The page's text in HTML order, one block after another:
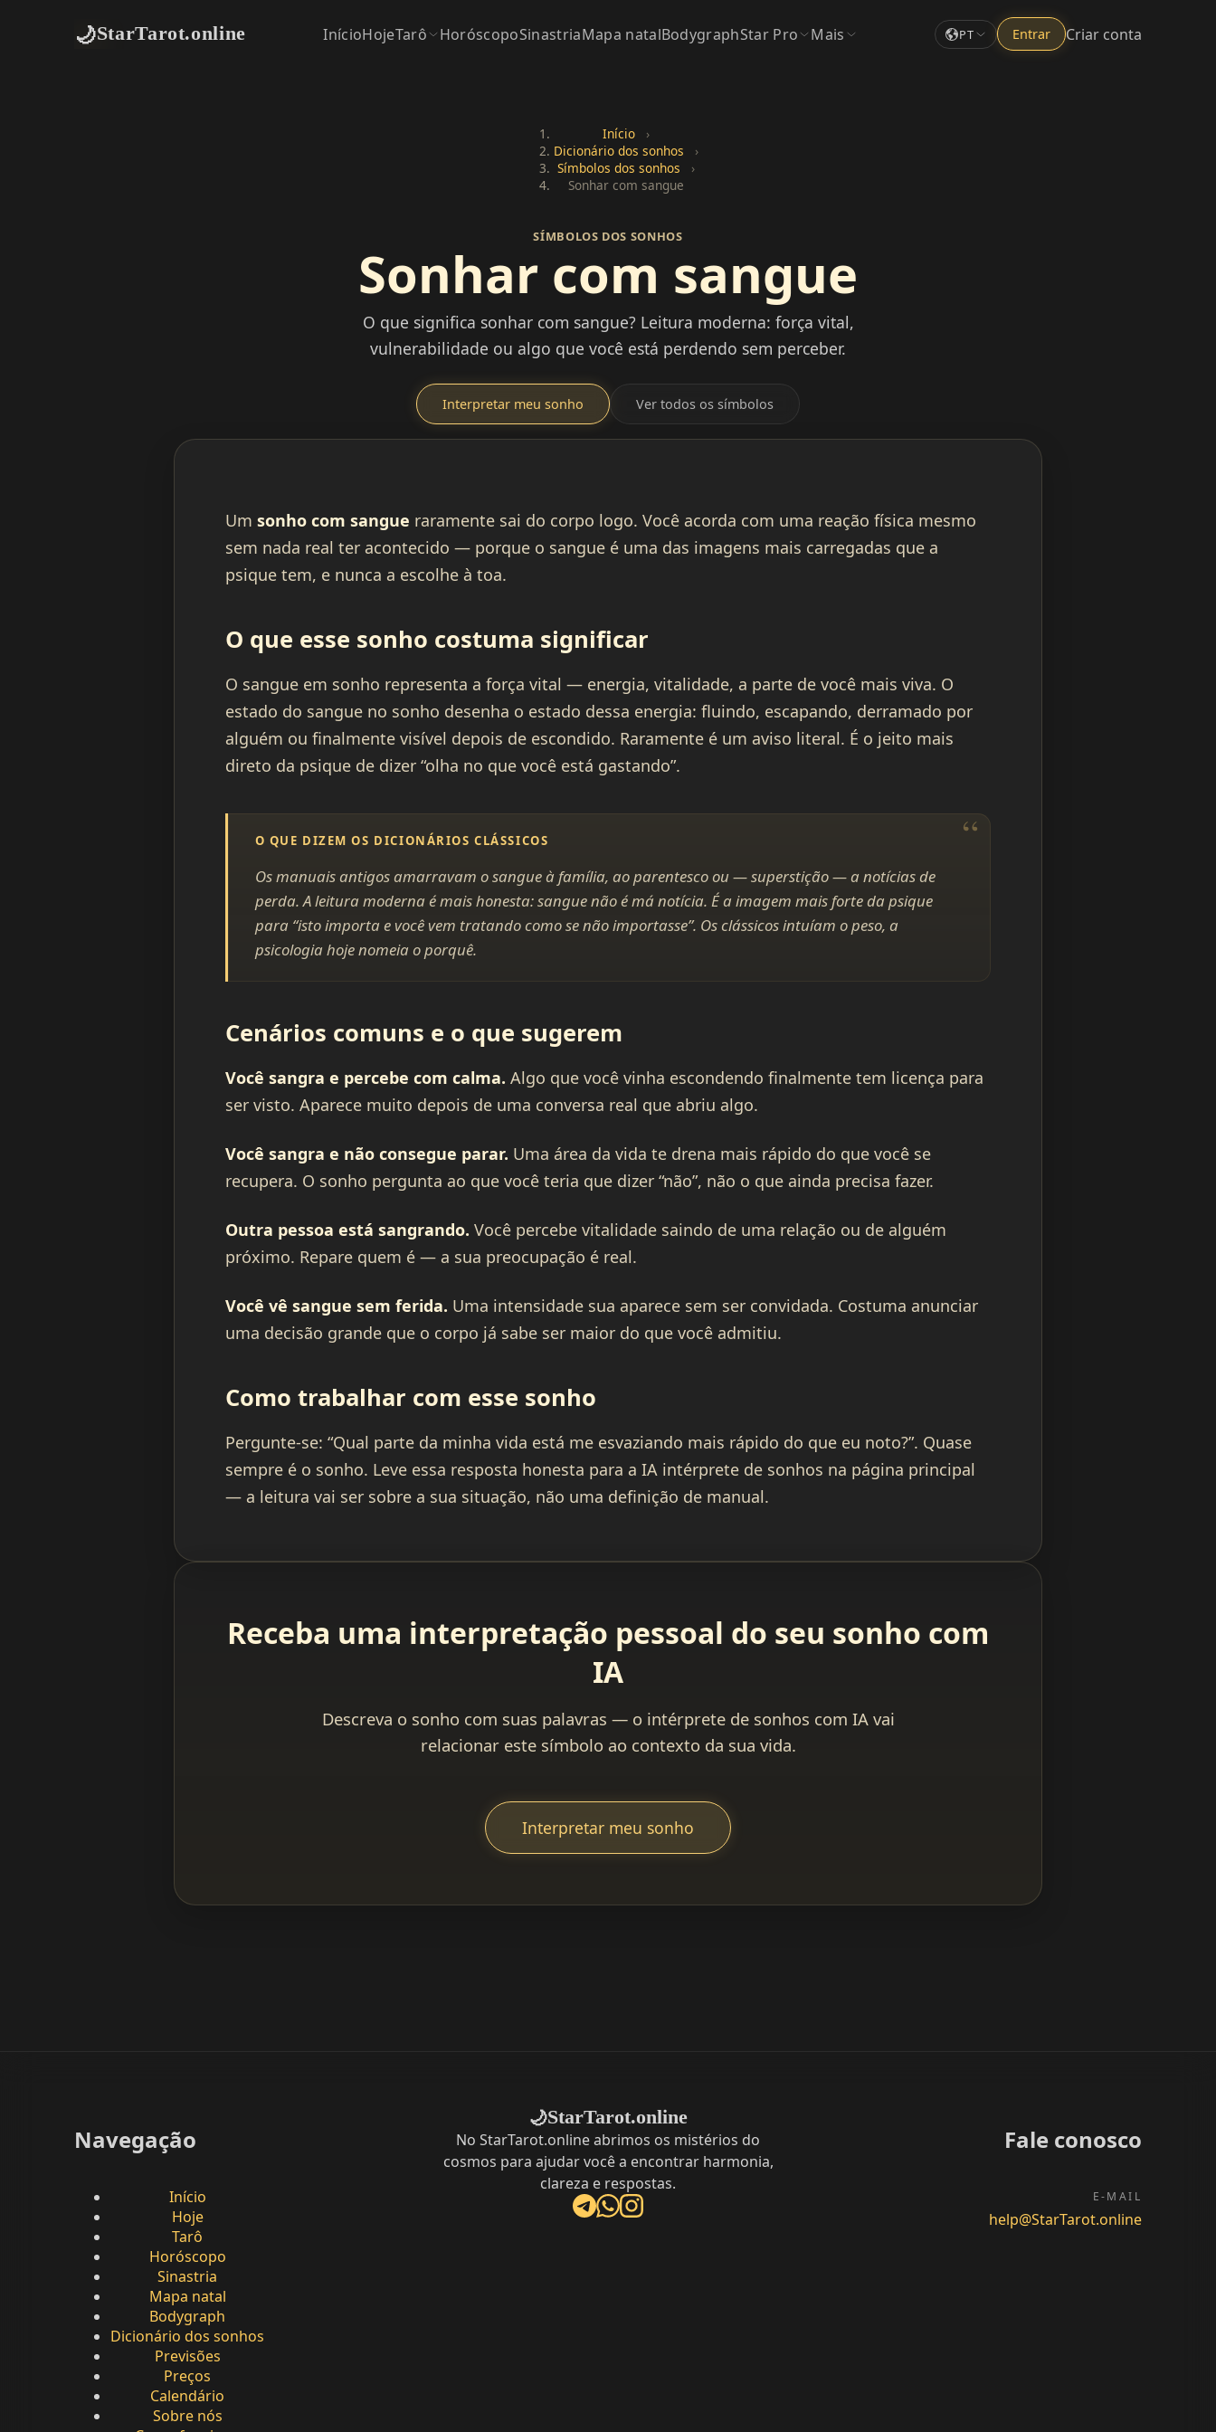
🌙StarTarot.online InícioHojeTarô HoróscopoSinastriaMapa natalBodygraphStar Pro Mais PT Entrar Criar conta
Início
›
Dicionário dos sonhos
›
Símbolos dos sonhos
›
Sonhar com sangue
SÍMBOLOS DOS SONHOS
Sonhar com sangue
O que significa sonhar com sangue? Leitura moderna: força vital,
vulnerabilidade ou algo que você está perdendo sem perceber.
Interpretar meu sonho Ver todos os símbolos
Um sonho com sangue raramente sai do corpo logo. Você acorda com uma reação física mesmo
sem nada real ter acontecido — porque o sangue é uma das imagens mais carregadas que a
psique tem, e nunca a escolhe à toa.
O que esse sonho costuma significar
O sangue em sonho representa a força vital — energia, vitalidade, a parte de você mais viva. O
estado do sangue no sonho desenha o estado dessa energia: fluindo, escapando, derramado por
alguém ou finalmente visível depois de escondido. Raramente é um aviso literal. É o jeito mais
direto da psique de dizer “olha no que você está gastando”.
O QUE DIZEM OS DICIONÁRIOS CLÁSSICOS
Os manuais antigos amarravam o sangue à família, ao parentesco ou — superstição — a notícias de
perda. A leitura moderna é mais honesta: sangue não é má notícia. É a imagem mais forte da psique
para “isto importa e você vem tratando como se não importasse”. Os clássicos intuíam o peso, a
psicologia hoje nomeia o porquê.
Cenários comuns e o que sugerem
Você sangra e percebe com calma. Algo que você vinha escondendo finalmente tem licença para
ser visto. Aparece muito depois de uma conversa real que abriu algo.
Você sangra e não consegue parar. Uma área da vida te drena mais rápido do que você se
recupera. O sonho pergunta ao que você teria que dizer “não”, não o que ainda precisa fazer.
Outra pessoa está sangrando. Você percebe vitalidade saindo de uma relação ou de alguém
próximo. Repare quem é — a sua preocupação é real.
Você vê sangue sem ferida. Uma intensidade sua aparece sem ser convidada. Costuma anunciar
uma decisão grande que o corpo já sabe ser maior do que você admitiu.
Como trabalhar com esse sonho
Pergunte-se: “Qual parte da minha vida está me esvaziando mais rápido do que eu noto?”. Quase
sempre é o sonho. Leve essa resposta honesta para a IA intérprete de sonhos na página principal
— a leitura vai ser sobre a sua situação, não uma definição de manual.
Receba uma interpretação pessoal do seu sonho com
IA
Descreva o sonho com suas palavras — o intérprete de sonhos com IA vai
relacionar este símbolo ao contexto da sua vida.
Interpretar meu sonho
Navegação
Início
Hoje
Tarô
Horóscopo
Sinastria
Mapa natal
Bodygraph
Dicionário dos sonhos
Previsões
Preços
Calendário
Sobre nós
🌙StarTarot.online
No StarTarot.online abrimos os mistérios do
cosmos para ajudar você a encontrar harmonia,
clareza e respostas.
Fale conosco
E-MAIL
help@StarTarot.online